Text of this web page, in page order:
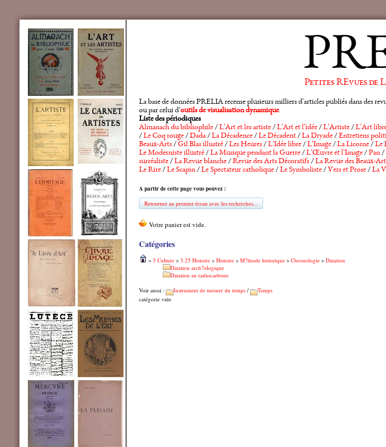
Petites REvues
La base de données PRELIA recense plusieurs milliers d'articles publiés dans des
ou par celui d'outils de visualisation dynamique.
Liste des périodiques
Almanach du bibliophile/L'Art et les artiste/L'Art et l'idée/L'Artiste/L'Art
/Le Coq rouge/Dada/La Décadence/Le Décadent/La Dryade/Entretiens
Beaux-Arts/Gil Blas illustré/Les Heures/L'Idée libre/L'Image/La Licorne/Le
Le Moderniste illustré/La Musique pendant la Guerre/L'Œuvre et l'Image/Pan/
surréaliste/La Revue blanche/Revue des Arts Décoratifs/La Revue des Beaux-
Le Rire/Le Scapin/Le Spectateur catholique/Le Symboliste/ Vers et Prose/La
A partir de cette page vous pouvez :
Retourner au premier écran avec les recherches...
Catégories
> 3 Culture > 3.25 Histoire > Histoire > M?thode historique > Chronologie > Datation
Datation arch?ologique
Datation au radiocarbone
Voir aussi :
Instrument de mesure du temps /
Temps
catégorie vide